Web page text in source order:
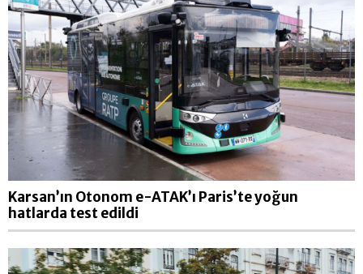
Karsan’ın Otonom e-ATAK’ı Paris’te yoğun
hatlarda test edildi